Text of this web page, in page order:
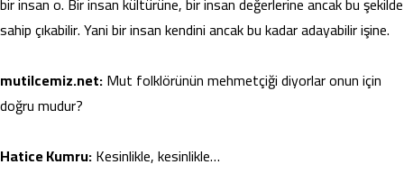
sahip çıkabilir. Yani bir insan kendini ancak bu kadar adayabilir işine.
mutilcemiz.net:Mut folklörünün mehmetçiği diyorlar onun için
doğru mudur?
Hatice Kumru:Kesinlikle, kesinlikle…